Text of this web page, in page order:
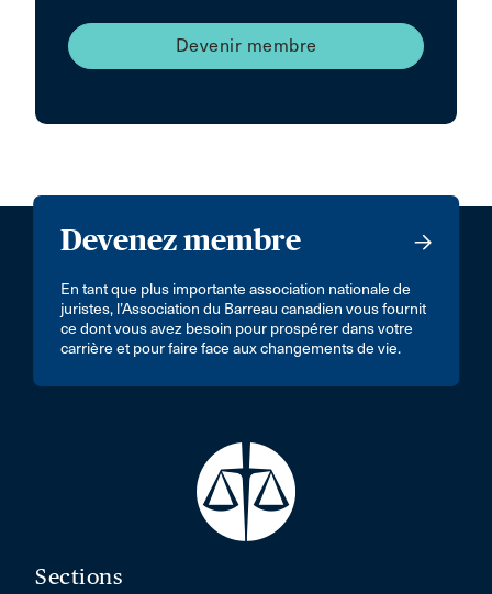
Devenir membre
Devenez membre
En tant que plus importante association nationale de
juristes, l’Association du Barreau canadien vous fournit
ce dont vous avez besoin pour prospérer dans votre
carrière et pour faire face aux changements de vie.
Sections